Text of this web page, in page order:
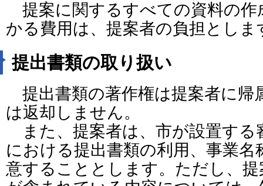
提案に関するすべての資料の作
かる費用は、提案者の負担としま
提出書類の取り扱い
提出書類の著作権は提案者に帰
は返却しません。
また、提案者は、市が設置する
における提出書類の利用、事業名
意することとします。ただし、